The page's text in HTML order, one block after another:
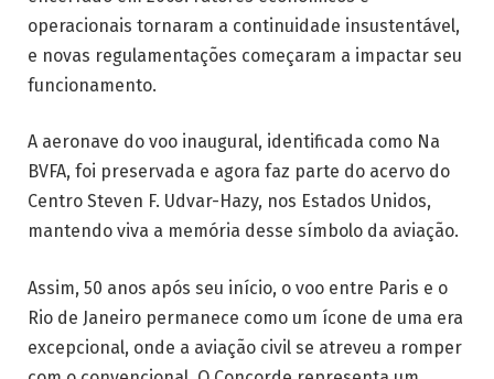
operacionais tornaram a continuidade insustentável,
e novas regulamentações começaram a impactar seu
funcionamento.
A aeronave do voo inaugural, identificada como Na
BVFA, foi preservada e agora faz parte do acervo do
Centro Steven F. Udvar-Hazy, nos Estados Unidos,
mantendo viva a memória desse símbolo da aviação.
Assim, 50 anos após seu início, o voo entre Paris e o
Rio de Janeiro permanece como um ícone de uma era
excepcional, onde a aviação civil se atreveu a romper